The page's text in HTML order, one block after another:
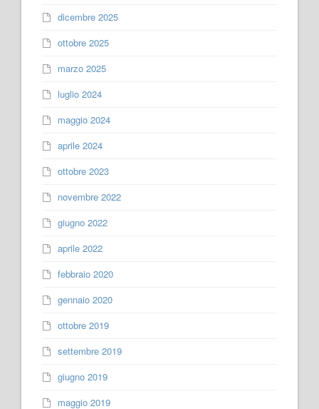
dicembre 2025
ottobre 2025
marzo 2025
luglio 2024
maggio 2024
aprile 2024
ottobre 2023
novembre 2022
giugno 2022
aprile 2022
febbraio 2020
gennaio 2020
ottobre 2019
settembre 2019
giugno 2019
maggio 2019